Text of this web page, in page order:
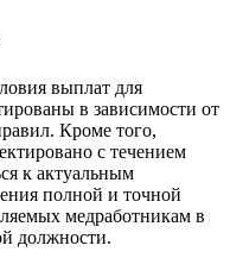
выплат для
в зависимости от
Кроме того,
с течением
к актуальным
полной и точной
медработникам в
должности.